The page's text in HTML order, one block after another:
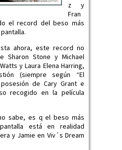
z y
Fran
el record del beso más
ahora, este record no
Sharon Stone y Michael
y Laura Elena Harring,
(siempre según “El
de Cary Grant e
recogido en la película
sabe, es q el beso más
está en realidad
y Jamie en Viv´s Dream